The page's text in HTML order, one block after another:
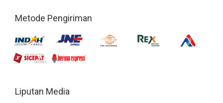
Metode Pengiriman
Liputan Media